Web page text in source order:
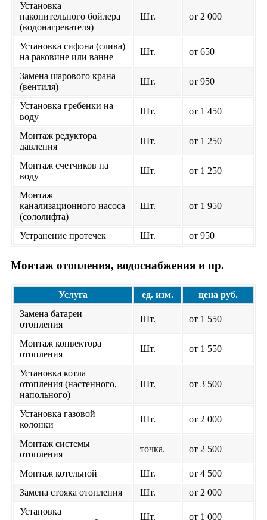
Установка
накопительного бойлера
(водонагревателя)
Шт. от 2 000
Установка сифона (слива)
на раковине или ванне
Шт. от 650
Замена шарового крана
(вентиля)
Шт. от 950
Установка гребенки на
воду
Шт. от 1 450
Монтаж редуктора
давления
Шт. от 1 250
Монтаж счетчиков на
воду
Шт. от 1 250
Монтаж
канализационного насоса
(сололифта)
Шт. от 1 950
Устранение протечек Шт. от 950
Монтаж отопления, водоснабжения и пр.
Услуга ед. изм.
цена руб.
Замена батареи
отопления
Шт. от 1 550
Монтаж конвектора
отопления
Шт. от 1 550
Установка котла
отопления (настенного,
напольного)
Шт. от 3 500
Установка газовой
колонки
Шт. от 2 000
Монтаж системы
отопления
точка. от 2 500
Монтаж котельной Шт.
от 4 500
Замена стояка отопления
Шт.
от 2 000
Установка
Шт. от 1 000